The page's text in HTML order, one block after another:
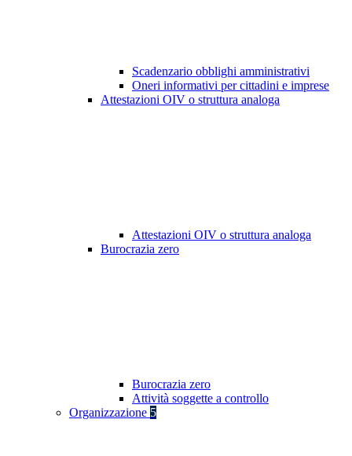
Scadenzario obblighi amministrativi
Oneri informativi per cittadini e imprese
Attestazioni OIV o struttura analoga
Attestazioni OIV o struttura analoga
Burocrazia zero
Burocrazia zero
Attività soggette a controllo
Organizzazione 5